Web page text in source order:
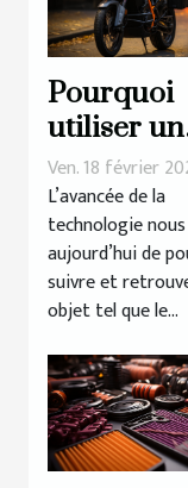
Pourquoi
utiliser un
traceur
pour sa
Ven. 18 février
L’avancée de la
technologie
aujourd’hui de
suivre et
objet tel que le...